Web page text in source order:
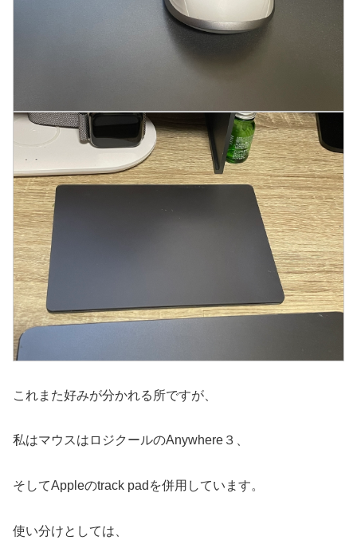
これまた好みが分かれる所ですが、
私はマウスはロジクールのAnywhere３、
そしてAppleのtrack padを併用しています。
使い分けとしては、